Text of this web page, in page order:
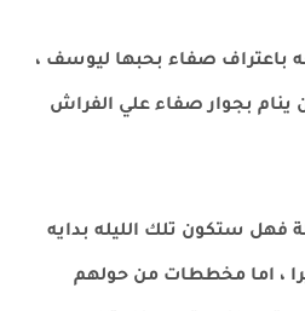
باعتراف صفاء بحبها ليوسف ،
بجوار صفاء علي الفراش
فهل ستكون تلك الليله بدايه
، اما مخططات من حولهم